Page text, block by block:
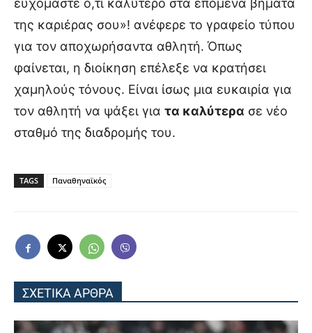
ευχόμαστε ό,τι καλύτερο στα επόμενα βήματα
της καριέρας σου»! ανέφερε το γραφείο τύπου
για τον αποχωρήσαντα αθλητή. Όπως
φαίνεται, η διοίκηση επέλεξε να κρατήσει
χαμηλούς τόνους. Είναι ίσως μια ευκαιρία για
τον αθλητή να ψάξει για τα καλύτερα σε νέο
σταθμό της διαδρομής του.
TAGS Παναθηναϊκός
ΣΧΕΤΙΚΑ ΑΡΘΡΑ